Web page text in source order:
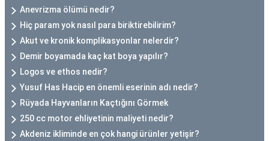
Anevrizma ölümü nedir?
Hiç param yok nasıl para biriktirebilirim?
Akut ve kronik komplikasyonlar nelerdir?
Demir boyamada kaç kat boya yapılır?
Logos ve ethos nedir?
Yusuf Has Hacip en önemli eserinin adı nedir?
Rüyada Hayvanların Kaçtığını Görmek
250 cc motor ehliyetinin maliyeti nedir?
Akdeniz ikliminde en çok hangi ürünler yetişir?